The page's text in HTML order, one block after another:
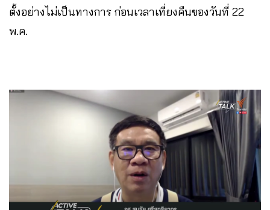
ตั้งอย่างไม่เป็นทางการ ก่อนเวลาเที่ยงคืนของวันที่ 22
พ.ค.